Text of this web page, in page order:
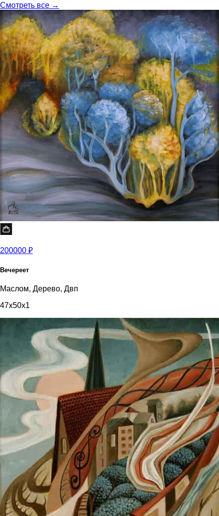
Смотреть все →
200000 ₽
Вечереет
Маслом, Дерево, Двп
47x50x1